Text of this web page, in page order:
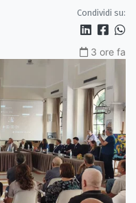
Condividi su:
3 ore fa